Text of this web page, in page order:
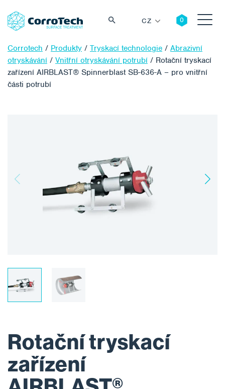
CZ
Corrotech / Produkty / Tryskací technologie / Abrazivní
otryskávání / Vnitřní otryskávání potrubí / Rotační tryskací
zařízení AIRBLAST® Spinnerblast SB-636-A – pro vnitřní
části potrubí
Rotační tryskací
zařízení